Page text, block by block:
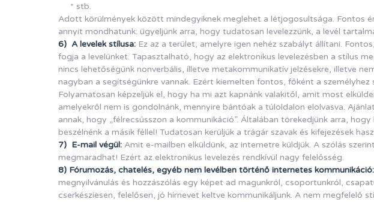
* stb.
Adott körülmények között mindegyiknek meglehet a létjogosultsága. Fontos
annyit mondhatunk: ügyeljünk arra, hogy tudatosan levelezzünk, a levél
6) A levelek stílusa: Ez az a terület, amelyre igen nehéz szabályt állítani.
fogja a levelünket. Tapasztalható, hogy az elektronikus levelezésben a stílus
nincs lehetőségünk nonverbális, illetve metakommunikatív jelzésekre, illetve
nagyban a segítségünkre vannak. Ezért kiemelten fontos, főként a
Folyamatosan képzeljük el, hogy ha mi azt kapnánk valakitől, amit most
amelyekről nem is gondolnánk, mennyire bántóak a túloldalon elolvasva.
annak, hogy „félrecsússzon a kommunikáció”. Általában törekedjünk arra,
beszélnénk a másik féllel! Tudatosan kerüljük a trágár szavak és kifejezések
7) E-mail végül: Amit e-mailben elküldünk, az internetre küldjük. A szólás
megmaradhat! Ezért az elektronikus levelezés rendkívül nagy felelősség.
8) Fórumozás, chatelés, egyéb nem levélben történő internetes kommunikáció:
megnyilvánulás és hozzászólás egy képet ad magunkról, csoportunkról,
cserkésziesen, felelősen, jó hírnevet keltve kommunikáljunk. A nem